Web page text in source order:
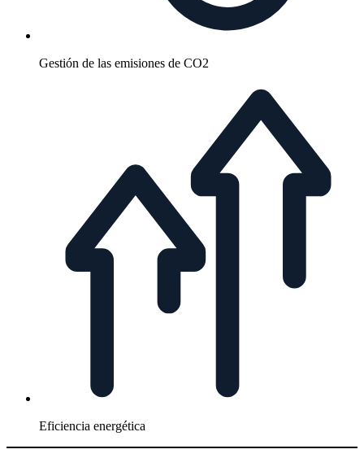
Gestión de las emisiones de CO2
Eficiencia energética